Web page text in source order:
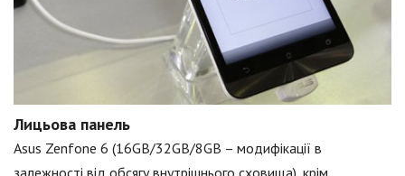
Лицьова панель
Asus Zenfone 6 (16GB/32GB/8GB – модифікації в